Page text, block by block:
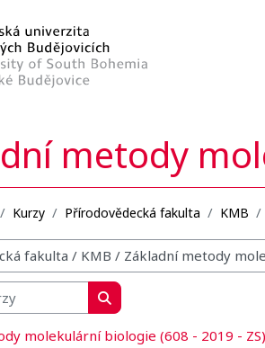
metody
Kurzy Přírodovědecká fakulta KMB
kurzů
Vyhledat kurzy
molekulární biologie (608 - 2019 - ZS)